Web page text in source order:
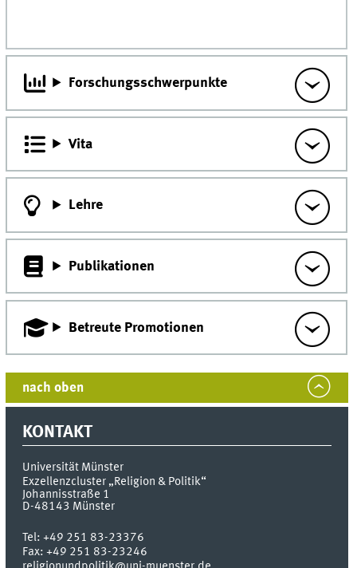
Forschungsschwerpunkte
Vita
Lehre
Publikationen
Betreute Promotionen
nach oben
KONTAKT
Universität Münster
Exzellenzcluster „Religion & Politik“
Johannisstraße 1
D-48143 Münster
Tel:+49 251 83-23376
Fax:+49 251 83-23246